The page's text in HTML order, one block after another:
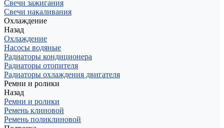
Свечи зажигания
Свечи накаливания
Охлаждение
Назад
Охлаждение
Насосы водяные
Радиаторы кондиционера
Радиаторы отопителя
Радиаторы охлаждения двигателя
Ремни и ролики
Назад
Ремни и ролики
Ремень клиновой
Ремень поликлиновой